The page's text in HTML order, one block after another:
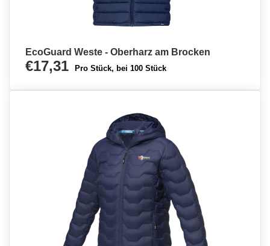
EcoGuard Weste - Oberharz am Brocken
€17,31 Pro Stück, bei 100 Stück